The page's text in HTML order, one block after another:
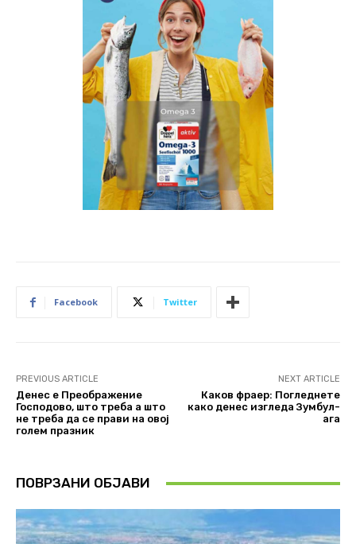
Facebook Twitter
PREVIOUS ARTICLE
Денес е Преображение
Господово, што треба а што
не треба да се прави на овој
голем празник
NEXT ARTICLE
Каков фраер: Погледнете
како денес изгледа Зумбул-
ага
ПОВРЗАНИ ОБЈАВИ